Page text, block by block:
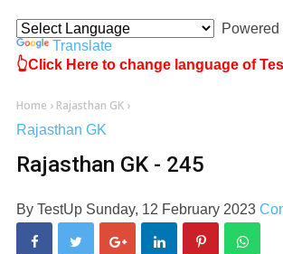
Powered
Translate
👆Click Here to change language of
Home › Rajasthan GK ›
Rajasthan GK
Rajasthan GK - 245
By TestUp Sunday, 12 February 2023